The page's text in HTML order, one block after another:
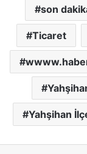
son
Ticaret
Yahşihan